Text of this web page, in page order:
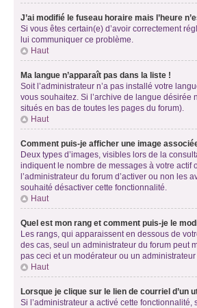
J’ai modifié le fuseau horaire mais l’heure
Si vous êtes certain(e) d’avoir correctement
lui communiquer ce problème.
Haut
Ma langue n’apparaît pas dans la liste !
Soit l’administrateur n’a pas installé votre
vous souhaitez. Si l’archive de langue
situés en bas de toutes les pages du forum).
Haut
Comment puis-je afficher une image
Deux types d’images, visibles lors de la
indiquent le nombre de messages à votre actif
l’administrateur du forum d’activer ou non
souhaité désactiver cette fonctionnalité.
Haut
Quel est mon rang et comment puis-je le
Les rangs, qui apparaissent en dessous de
des cas, seul un administrateur du forum peut
pas ceci et un modérateur ou un
Haut
Lorsque je clique sur le lien de courriel d’un
Si l’administrateur a activé cette